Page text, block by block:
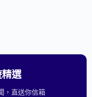
選
，直送你信箱